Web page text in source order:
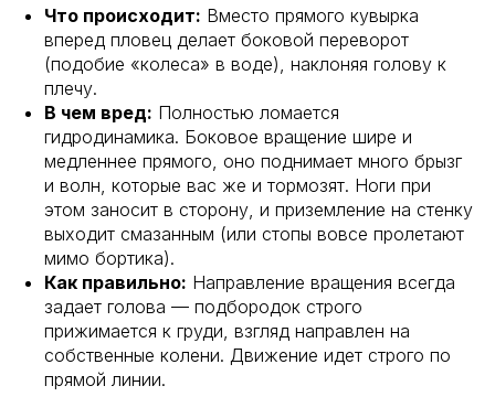
Что происходит: Вместо прямого кувырка
вперед пловец делает боковой переворот
(подобие «колеса» в воде), наклоняя голову к
плечу.
В чем вред: Полностью ломается
гидродинамика. Боковое вращение шире и
медленнее прямого, оно поднимает много брызг
и волн, которые вас же и тормозят. Ноги при
этом заносит в сторону, и приземление на стенку
выходит смазанным (или стопы вовсе пролетают
мимо бортика).
Как правильно: Направление вращения всегда
задает голова — подбородок строго
прижимается к груди, взгляд направлен на
собственные колени. Движение идет строго по
прямой линии.